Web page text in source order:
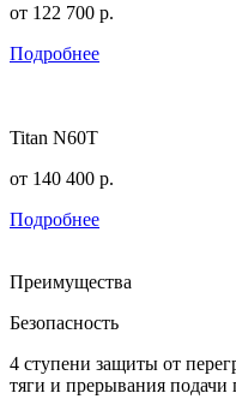
от 122 700 р.
Подробнее
Titan N60T
от 140 400 р.
Подробнее
Преимущества
Безопасность
4 ступени защиты от
тяги и прерывания подачи